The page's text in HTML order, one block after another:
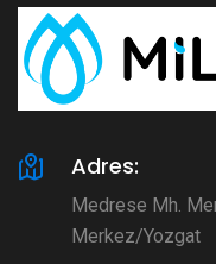
Adres:
Medrese Mh.
Merkez/Yozgat